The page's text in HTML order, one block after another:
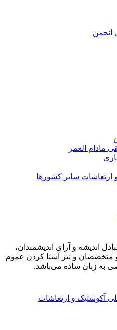
العمر
سایر کشورها
اندیشه و آرای اندیشمندان،
و نیز آشنا کردن عموم
زبان ساده می‌باشد.
آکوستیک و ارتعاشات